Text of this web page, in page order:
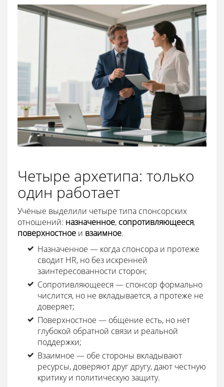
Четыре архетипа: только
один работает
Учёные выделили четыре типа спонсорских
отношений: назначенное, сопротивляющееся,
поверхностное и взаимное.
Назначенное — когда спонсора и протеже
сводит HR, но без искренней
заинтересованности сторон;
Сопротивляющееся — спонсор формально
числится, но не вкладывается, а протеже не
доверяет;
Поверхностное — общение есть, но нет
глубокой обратной связи и реальной
поддержки;
Взаимное — обе стороны вкладывают
ресурсы, доверяют друг другу, дают честную
критику и политическую защиту.